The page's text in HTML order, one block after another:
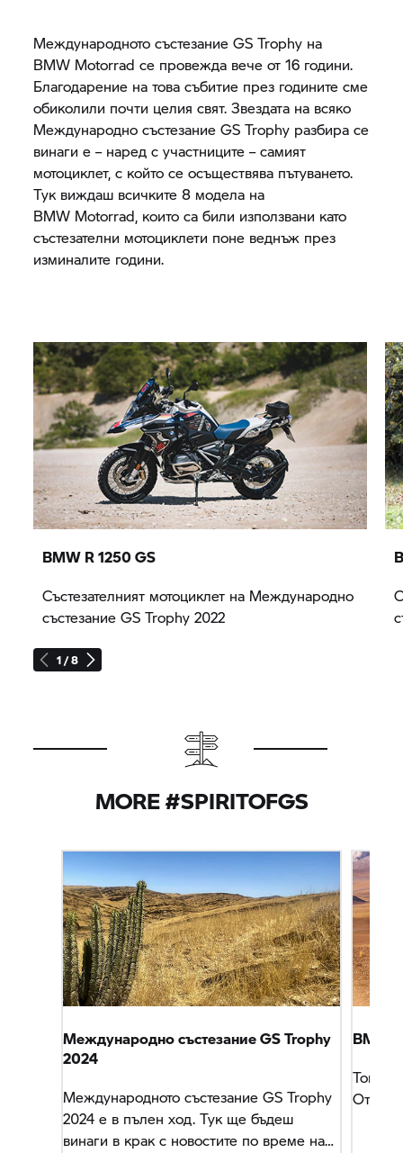
Международното състезаниеGS Trophy на
BMW Motorrad се провежда вече от 16 години.
Благодарение на това събитие през годините сме
обиколили почти целия свят. Звездата на всяко
Международно състезаниеGS Trophy разбира се
винаги е – наред с участниците – самият
мотоциклет, с който се осъществява пътуването.
Тук виждаш всичките 8 модела на
BMW Motorrad, които са били използвани като
състезателни мотоциклети поне веднъж през
изминалите години.
1 / 8
BMW R 1250 GS
Състезателният мотоциклет на Международно
състезаниеGS Trophy 2022
MORE #SPIRITOFGS
Международно състезаниеGS Trophy
2024
Международното състезаниеGS Trophy
2024 е в пълен ход. Тук ще бъдеш
винаги в крак с новостите по време на
BMW
Той не